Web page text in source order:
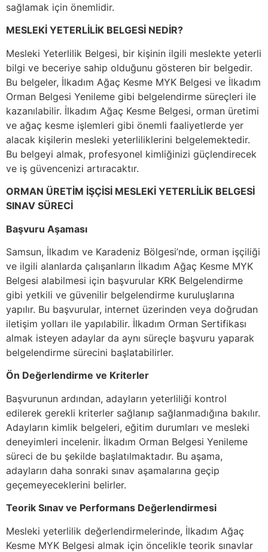
sağlamak için önemlidir.
MESLEKİ YETERLİLİK BELGESİ NEDİR?
Mesleki Yeterlilik Belgesi, bir kişinin ilgili meslekte yeterli
bilgi ve beceriye sahip olduğunu gösteren bir belgedir.
Bu belgeler, İlkadım Ağaç Kesme MYK Belgesi ve İlkadım
Orman Belgesi Yenileme gibi belgelendirme süreçleri ile
kazanılabilir. İlkadım Ağaç Kesme Belgesi, orman üretimi
ve ağaç kesme işlemleri gibi önemli faaliyetlerde yer
alacak kişilerin mesleki yeterliliklerini belgelemektedir.
Bu belgeyi almak, profesyonel kimliğinizi güçlendirecek
ve iş güvencenizi artıracaktır.
ORMAN ÜRETİM İŞÇİSİ MESLEKİ YETERLİLİK BELGESİ
SINAV SÜRECİ
Başvuru Aşaması
Samsun, İlkadım ve Karadeniz Bölgesi’nde, orman işçiliği
ve ilgili alanlarda çalışanların İlkadım Ağaç Kesme MYK
Belgesi alabilmesi için başvurular KRK Belgelendirme
gibi yetkili ve güvenilir belgelendirme kuruluşlarına
yapılır. Bu başvurular, internet üzerinden veya doğrudan
iletişim yolları ile yapılabilir. İlkadım Orman Sertifikası
almak isteyen adaylar da aynı süreçle başvuru yaparak
belgelendirme sürecini başlatabilirler.
Ön Değerlendirme ve Kriterler
Başvurunun ardından, adayların yeterliliği kontrol
edilerek gerekli kriterler sağlanıp sağlanmadığına bakılır.
Adayların kimlik belgeleri, eğitim durumları ve mesleki
deneyimleri incelenir. İlkadım Orman Belgesi Yenileme
süreci de bu şekilde başlatılmaktadır. Bu aşama,
adayların daha sonraki sınav aşamalarına geçip
geçemeyeceklerini belirler.
Teorik Sınav ve Performans Değerlendirmesi
Mesleki yeterlilik değerlendirmelerinde, İlkadım Ağaç
Kesme MYK Belgesi almak için öncelikle teorik sınavlar